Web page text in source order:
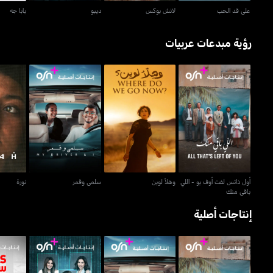
على قد الحب لانش بوكس ديبو بابا جه
رؤية مبدعات عربيات
أول ذاتس لفت أوف يو - اللي
باقي منك
أول ذاتس لفت أوف يو - اللي
باقي منك
وهلأ لوين
وهلأ لوين
سلمى وقمر
سلمى وقمر نورة
إنتاجات أصلية